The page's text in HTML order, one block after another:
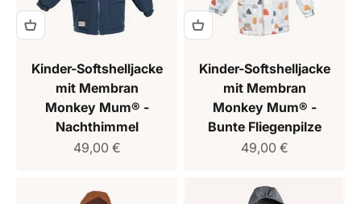
Kinder-Softshelljacke
mit Membran
Monkey Mum® -
Nachthimmel
Verkaufspreis
49,00 €
Kinder-Softshelljacke
mit Membran
Monkey Mum® -
Bunte Fliegenpilze
Verkaufspreis
49,00 €